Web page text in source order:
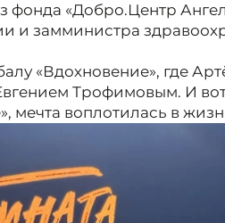
«Добро.Центр
и замминистра
«Вдохновение», где
Трофимовым. И
мечта воплотилась в